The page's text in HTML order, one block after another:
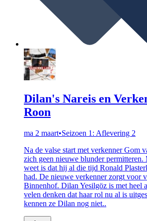
Dilan's Nareis en
Roon
ma 2 maart•Seizoen 1: Aflevering 2
Na de valse start met verkenner Gom
zich geen nieuwe blunder permitteren.
weet is dat hij al die tijd Ronald
had. De nieuwe verkenner zorgt voor
Binnenhof. Dilan Yesilgöz is met heel
velen denken dat haar rol nu al is
kennen ze Dilan nog niet..